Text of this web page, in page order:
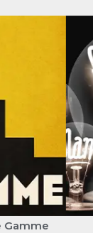
De la suite